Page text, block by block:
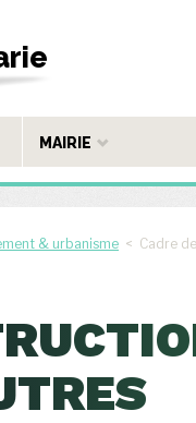
MAIRIE
& urbanisme < Cadre